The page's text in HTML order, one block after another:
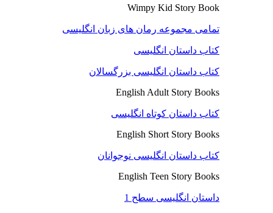
Wimpy Kid Story Book
تمامی مجموعه رمان های زبان انگلیسی
کتاب داستان انگلیسی
کتاب داستان انگلیسی بزرگسالان
English Adult Story Books
کتاب داستان کوتاه انگلیسی
English Short Story Books
کتاب داستان انگلیسی نوجوانان
English Teen Story Books
داستان انگلیسی سطح 1